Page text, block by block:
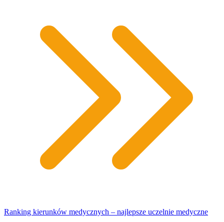
Ranking kierunków medycznych – najlepsze uczelnie medyczne